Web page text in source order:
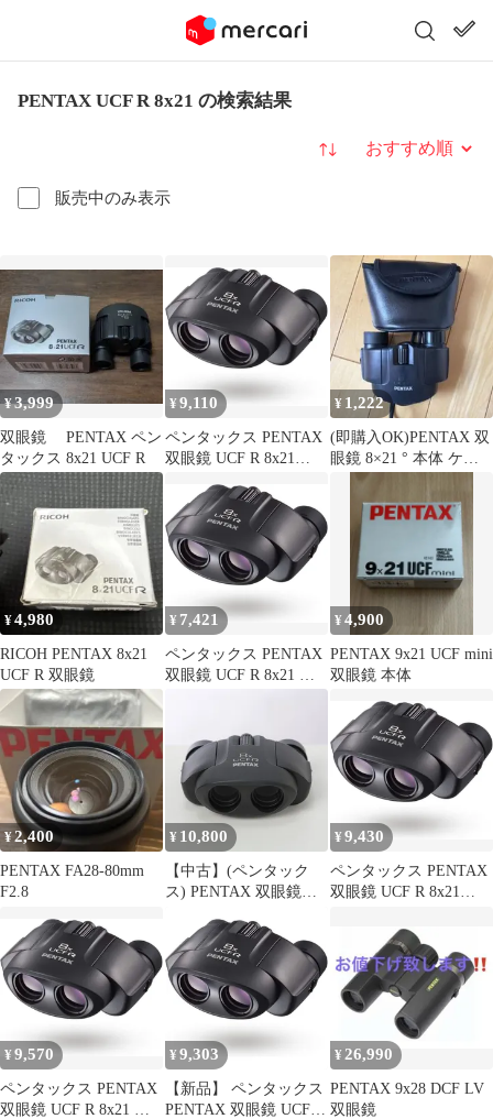
PENTAX UCF R 8x21 の検索結果
販売中のみ表示
並び替え
¥3,999
双眼鏡 PENTAX ペン
タックス 8x21 UCF R
¥9,110
ペンタックス PENTAX
双眼鏡 UCF R 8x21
ブ、スポーツ観戦】
【小型軽量210g】【倍
率8倍】 【高級プリズ
ム Bak4搭載】【メガネ
の方も見やすい・スラ
イド式接眼目当て】
【1938年からはじまる
ペンタックス双
fb27e0d4
¥ 1,222
(即購入OK)PENTAX 双
眼鏡 8×21 ° 本体 ケー
ス付き
¥4,980
RICOH PENTAX 8x21
UCF R 双眼鏡
¥ 7,421
ペンタックス PENTAX
双眼鏡 UCF R 8x21 ケ
¥4,900
PENTAX 9x21 UCF mini
双眼鏡 本体
¥2,400
PENTAX FA28-80mm
F2.8
¥ 10,800
【中古】(ペンタック
ス) PENTAX 双眼鏡
¥9,430
ペンタックス PENTAX
双眼鏡 UCF R 8x21
ブ、スポーツ観戦】
【小型軽量210g】【倍
率8倍】 【高級プリズ
ム Bak4搭載】【メガネ
の方も見やすい・スラ
イド式接眼目当て】
【1938年からはじまる
ペンタックス双
cda0934c
¥9,570
ペンタックス PENTAX
双眼鏡 UCF R 8x21 ケ
¥9,303
【新品】 ペンタックス
PENTAX 双眼鏡 UCF R
¥ 26,990
PENTAX 9x28 DCF LV
双眼鏡